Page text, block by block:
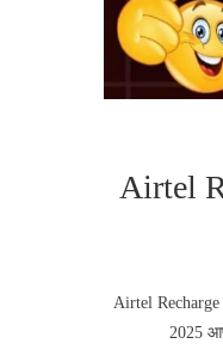
Airtel
Airtel Recharge
2025